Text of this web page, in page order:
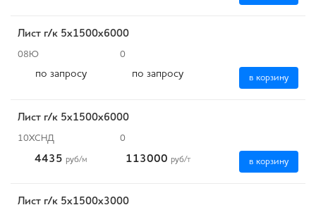
Лист г/к 5х1500х6000
08Ю 0
по запросу по запросу в корзину
Лист г/к 5х1500х6000
10ХСНД 0
4435 руб/м 113000 руб/т в корзину
Лист г/к 5х1500х3000